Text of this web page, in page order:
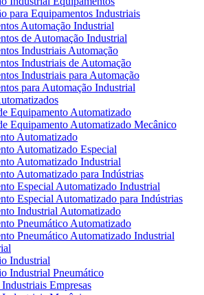
para Equipamentos Industriais
Automação Industrial
de Automação Industrial
Industriais Automação
Industriais de Automação
Industriais para Automação
para Automação Industrial
Equipamento Automatizado
Equipamento Automatizado Mecânico
Automatizado
Automatizado Especial
Automatizado Industrial
Automatizado para Indústrias
Especial Automatizado Industrial
Especial Automatizado para Indústrias
Industrial Automatizado
Pneumático Automatizado
Pneumático Automatizado Industrial
Industrial
Industrial Pneumático
Empresas